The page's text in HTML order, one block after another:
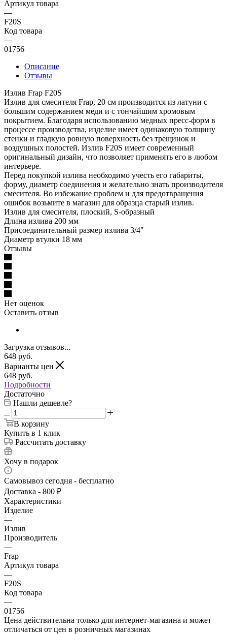
Артикул товара
—
F20S
Код товара
—
01756
Описание
Отзывы
Излив Frap F20S
Излив для смесителя Frap, 20 см производится из латуни с
большим содержанием меди и с тончайшим хромовым
покрытием. Благодаря использованию медных пресс-форм в
процессе производства, изделие имеет одинаковую толщину
стенки и гладкую ровную поверхность без трещинок и
воздушных полостей. Излив F20S имеет современный
оригинальный дизайн, что позволяет применять его в любом
интерьере.
Перед покупкой излива необходимо учесть его габариты,
форму, диаметр соединения и желательно знать производителя
смесителя. Во избежание проблем и для предотвращения
ошибок возьмите в магазин для образца старый излив.
Излив для смесителя, плоский, S-образный
Длина излива 200 мм
Присоединительный размер излива 3/4"
Диаметр втулки 18 мм
Отзывы
Нет оценок
Оставить отзыв
Загрузка отзывов...
648 руб.
Варианты цен
648 руб.
Подробности
Достаточно
Нашли дешевле?
В корзину
Купить в 1 клик
Рассчитать доставку
Хочу в подарок
Самовывоз сегодня - бесплатно
Доставка - 800 ₽
Характеристики
Изделие
—
Излив
Производитель
—
Frap
Артикул товара
—
F20S
Код товара
—
01756
Цена действительна только для интернет-магазина и может
отличаться от цен в розничных магазинах